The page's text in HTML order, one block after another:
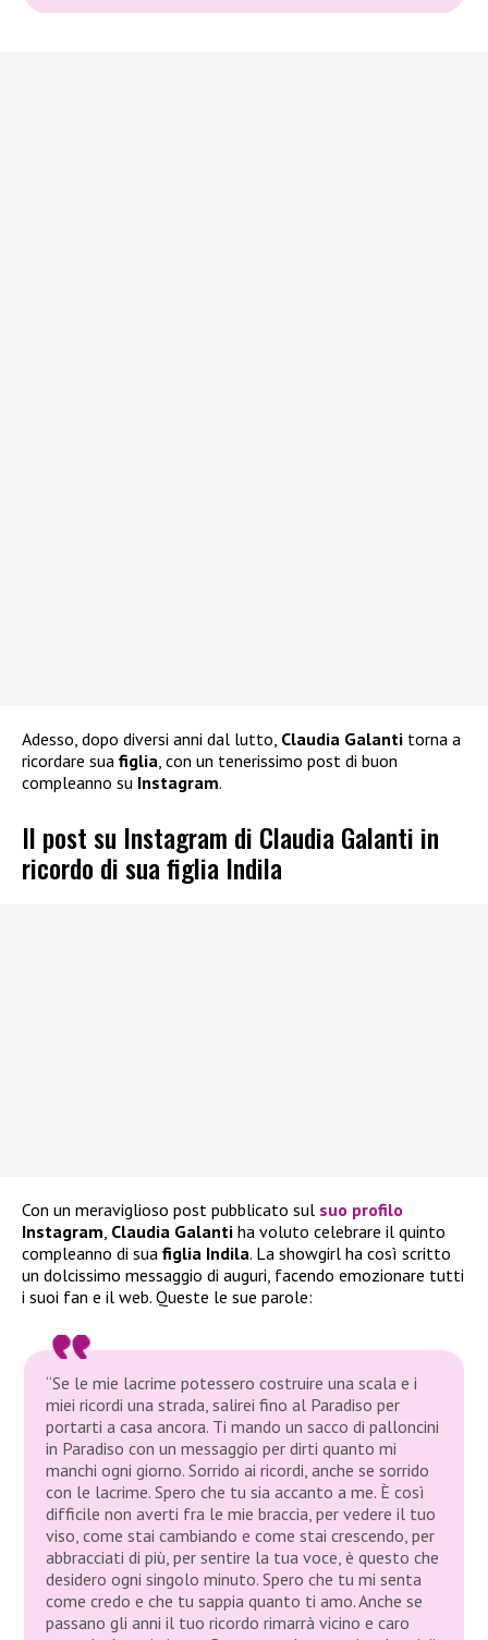
Adesso, dopo diversi anni dal lutto, Claudia Galanti torna a
ricordare sua figlia , con un tenerissimo post di buon
compleanno su Instagram.
Il post su Instagram di Claudia Galanti in
ricordo di sua figlia Indila
Con un meraviglioso post pubblicato sul suo profilo
Instagram Claudia Galanti ha voluto celebrare il quinto
compleanno di sua figlia Indila. La showgirl ha così scritto
un dolcissimo messaggio di auguri, facendo emozionare tutti
i suoi fan e il web. Queste le sue parole:
“Se le mie lacrime potessero costruire una scala e i
miei ricordi una strada, salirei fino al Paradiso per
portarti a casa ancora. Ti mando un sacco di palloncini
in Paradiso con un messaggio per dirti quanto mi
manchi ogni giorno. Sorrido ai ricordi, anche se sorrido
con le lacrime. Spero che tu sia accanto a me. È così
difficile non averti fra le mie braccia, per vedere il tuo
viso, come stai cambiando e come stai crescendo, per
abbracciati di più, per sentire la tua voce, è questo che
desidero ogni singolo minuto. Spero che tu mi senta
come credo e che tu sappia quanto ti amo. Anche se
passano gli anni il tuo ricordo rimarrà vicino e caro